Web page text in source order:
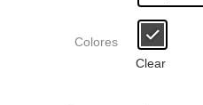
Colores
Clear